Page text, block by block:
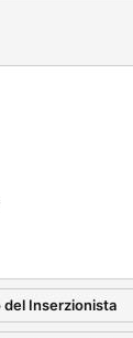
del Inserzionista